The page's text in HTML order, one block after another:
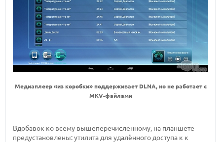
Медиаплеер «из коробки» поддерживает DLNA, но не работает с
MKV-файлами
Вдобавок ко всему вышеперечисленному, на планшете
предустановлены: утилита для удалённого доступа к к